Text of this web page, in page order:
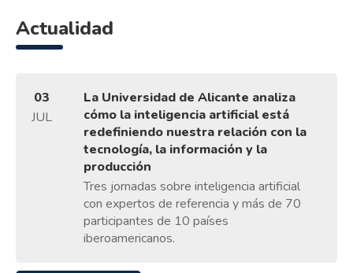
Actualidad
03
JUL
La Universidad de Alicante analiza
cómo la inteligencia artificial está
redefiniendo nuestra relación con la
tecnología, la información y la
producción
Tres jornadas sobre inteligencia artificial
con expertos de referencia y más de 70
participantes de 10 países
iberoamericanos.